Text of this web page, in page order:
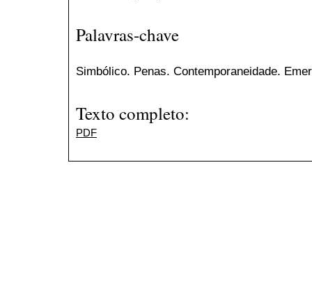
Palavras-chave
Simbólico. Penas. Contemporaneidade.
Texto completo:
PDF